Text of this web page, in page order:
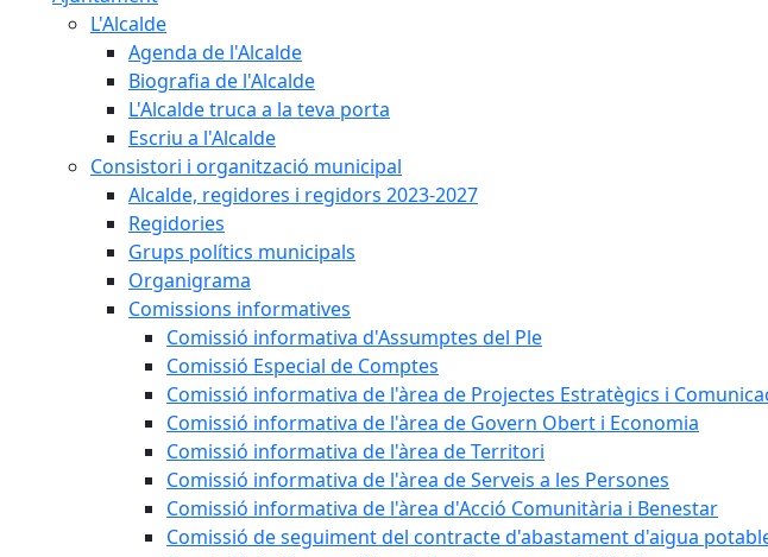
L'Alcalde
Agenda de l'Alcalde
Biografia de l'Alcalde
L'Alcalde truca a la teva porta
Escriu a l'Alcalde
Consistori i organització municipal
Alcalde, regidores i regidors 2023-2027
Regidories
Grups polítics municipals
Organigrama
Comissions informatives
Comissió informativa d'Assumptes del Ple
Comissió Especial de Comptes
Comissió informativa de l'àrea de Projectes Estratègics i
Comissió informativa de l'àrea de Govern Obert i Economia
Comissió informativa de l'àrea de Territori
Comissió informativa de l'àrea de Serveis a les Persones
Comissió informativa de l'àrea d'Acció Comunitària i Benestar
Comissió de seguiment del contracte d'abastament d'aigua